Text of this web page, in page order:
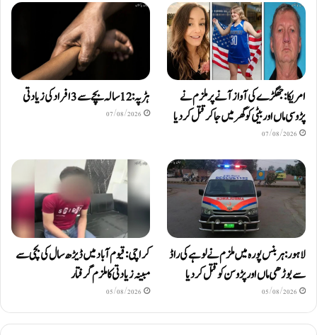
امریکا: جھگڑے کی آواز آنے پر ملزم نے
پڑوسی ماں اور بیٹی کو گھر میں جا کر قتل کر دیا
07/08/2026
ہڑپہ: 12 سالہ بچے سے 3 افراد کی زیادتی
07/08/2026
لاہور: ہربنس پورہ میں ملزم نے لوہے کی راڈ
سے بوڑھی ماں اور پڑوسن کو قتل کر دیا
05/08/2026
کراچی: قیوم آباد میں ڈیڑھ سال کی بچی سے
مبینہ زیادتی کا ملزم گرفتار
05/08/2026